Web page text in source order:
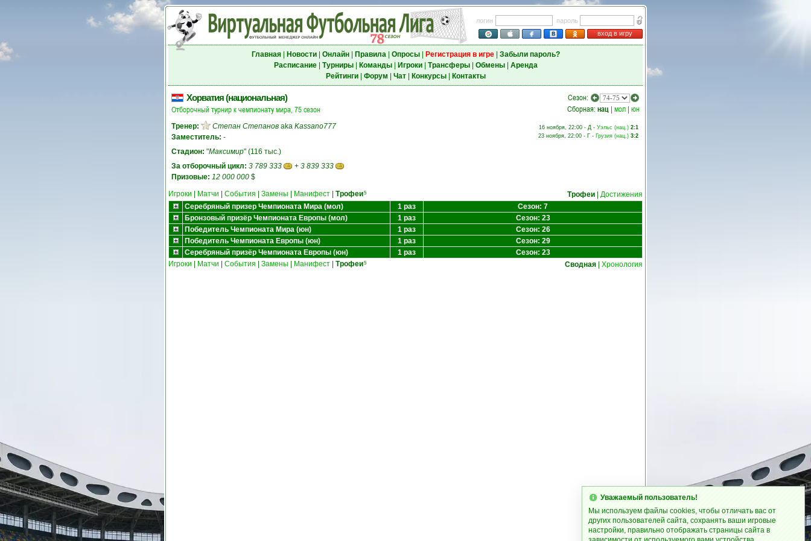
логин
пароль
вход в игру
Главная| Новости| Онлайн| Правила| Опросы| Регистрация в игре| Забыли пароль?
Расписание| Турниры| Команды| Игроки| Трансферы| Обмены| Аренда
Рейтинги| Форум Чат| Конкурсы| Контакты
Хорватия (национальная)
Отборочный турнир к чемпионату мира, 75 сезон
Тренер: Степан Степанов aka Kassano777
Заместитель: -
Стадион: "Максимир" (116 тыс.)
За отборочный цикл: 3 789 333 + 3 839 333
Призовые: 12 000 000 $
Сезон:
Сборная: нац | мол | юн
16 ноября, 22:00 - Д - Уэльс (нац.) 2:1
23 ноября, 22:00 - Г - Грузия (нац.) 3:2
Игроки Матчи События Замены Манифест Трофеи5 Трофеи
Достижения
Серебряный призер Чемпионата Мира (мол)
1 раз
Сезон: 7
Бронзовый призёр Чемпионата Европы (мол)
1 раз
Сезон: 23
Победитель Чемпионата Мира (юн)
1 раз
Сезон: 26
Победитель Чемпионата Европы (юн)
1 раз
Сезон: 29
Серебряный призёр Чемпионата Европы (юн)
1 раз
Сезон: 23
Игроки
Матчи События Замены Манифест Трофеи5 Сводная Хронология
Уважаемый пользователь!
Мы используем файлы cookies, чтобы отличать вас от
других пользователей сайта, сохранять ваши игровые
настройки, правильно отображать страницы сайта в